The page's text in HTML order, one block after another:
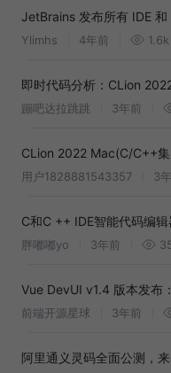
JetBrains 发布所有 IDE
Ylimhs 4年前 1.6k
即时代码分析：CLion
蹦吧达拉跳跳 3年前
CLion 2022 Mac(C/C++
用户1828881543357 3
C和C ++ IDE智能代码编
胖嘟嘟yo 3年前
Vue DevUI v1.4 版本发布
方位的优化🎉
前端开源星球 3年前
阿里通义灵码全面公测，